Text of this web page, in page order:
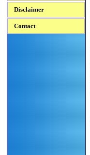
Disclaimer
Contact